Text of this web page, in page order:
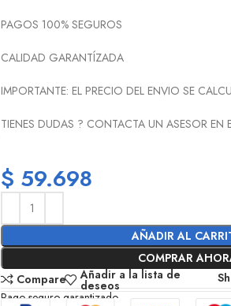
PAGOS 100% SEGUROS
CALIDAD GARANTÍZADA
IMPORTANTE: EL PRECIO DEL ENVIO SE
TIENES DUDAS ? CONTACTA UN ASESOR EN
$ 59.698
AÑADIR AL
COMPRAR
Compare
Añadir a la lista de
deseos
Pago seguro garantizado